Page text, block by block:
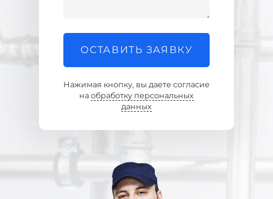
ОСТАВИТЬ ЗАЯВКУ
Нажимая кнопку, вы даете согласие
на обработку персональных
данных